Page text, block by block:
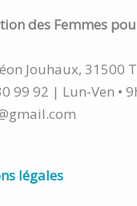
des Femmes
Jouhaux, 31500
99 92 | Lun-Ven •
légales